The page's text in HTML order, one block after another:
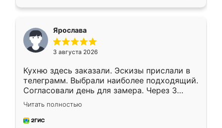
Ярослава
3 августа 2026
Кухню здесь заказали. Эскизы прислали в
телеграмм. Выбрали наиболее подходящий.
Согласовали день для замера. Через 3
недели кухня была уже готова. Остались
довольны работой. Спасибо Ренессанс
мебель за качественную работу!
Читать полностью